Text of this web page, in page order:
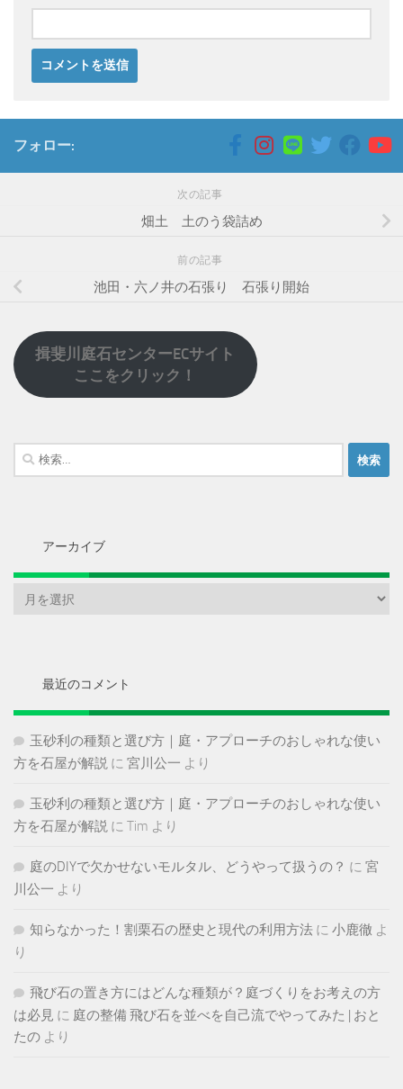
フォロー:
次の記事
畑土 土のう袋詰め
前の記事
池田・六ノ井の石張り 石張り開始
揖斐川庭石センターECサイト
ここをクリック！
検
索:
アーカイブ
最近のコメント
玉砂利の種類と選び方｜庭・アプローチのおしゃれな使い
方を石屋が解説 に 宮川公一 より
玉砂利の種類と選び方｜庭・アプローチのおしゃれな使い
方を石屋が解説 に Tim より
庭のDIYで欠かせないモルタル、どうやって扱うの？ に 宮
川公一 より
知らなかった！割栗石の歴史と現代の利用方法 に 小鹿徹 よ
り
飛び石の置き方にはどんな種類が？庭づくりをお考えの方
は必見 に 庭の整備 飛び石を並べを自己流でやってみた | おと
たの より